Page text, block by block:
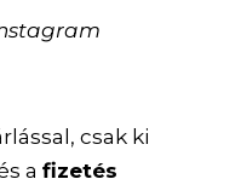
csak ki
afizetés